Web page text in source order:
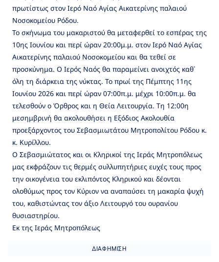
πρωτίστως στον Ιερό Ναό Αγίας Αικατερίνης παλαιού
Νοσοκομείου Ρόδου.
Το σκήνωμα του μακαριστού θα μεταφερθεί το εσπέρας της
10ης Ιουνίου και περί ώραν 20:00μ.μ. στον Ιερό Ναό Αγίας
Αικατερίνης παλαιού Νοσοκομείου και θα τεθεί σε
προσκύνημα. Ο Ιερός Ναός θα παραμείνει ανοιχτός καθ᾽
όλη τη διάρκεια της νύκτας. Το πρωί της Πέμπτης 11ης
Ιουνίου 2026 και περί ώραν 07:00π.μ. μέχρι 10:00π.μ. θα
τελεσθούν ο Όρθρος και η Θεία Λειτουργία. Τη 12:00η
μεσημβρινή θα ακολουθήσει η Εξόδιος Ακολουθία
προεξάρχοντος του Σεβασμιωτάτου Μητροπολίτου Ρόδου κ.
κ. Κυρίλλου.
Ο Σεβασμιώτατος και οι Κληρικοί της Ιεράς Μητροπόλεως
μας εκφράζουν τις θερμές συλλυπητήριες ευχές τους προς
την οικογένεια του εκλιπόντος Κληρικού και δέονται
ολοθύμως προς τον Κύριον να αναπαύσει τη μακαρία ψυχή
του, καθιστώντας τον άξιο Λειτουργό του ουρανίου
θυσιαστηρίου.
Εκ της Ιεράς Μητροπόλεως
ΔΙΑΦΉΜΙΣΗ